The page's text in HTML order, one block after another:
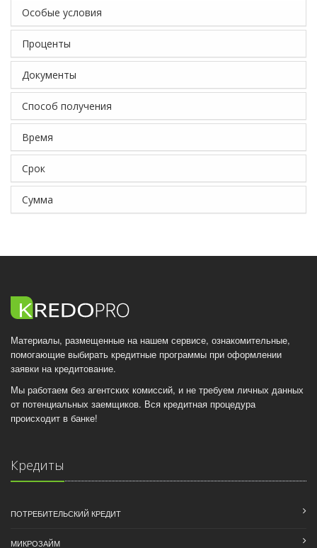
Особые условия
Проценты
Документы
Способ получения
Время
Срок
Сумма
Материалы, размещенные на нашем сервисе, ознакомительные,
помогающие выбирать кредитные программы при оформлении
заявки на кредитование.
Мы работаем без агентских комиссий, и не требуем личных данных
от потенциальных заемщиков. Вся кредитная процедура
происходит в банке!
Кредиты
ПОТРЕБИТЕЛЬСКИЙ КРЕДИТ
МИКРОЗАЙМ